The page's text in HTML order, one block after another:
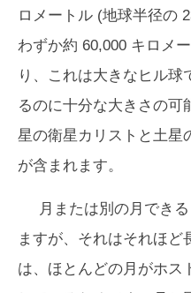
ロメートル (地球半径の
わずか約 60,000 キロメ
り、これは大きなヒル球
るのに十分な大きさの可
星の衛星カリストと土星
が含まれます。
月または別の月 できる
ますが、それはそれほど
は、ほとんどの月がホス